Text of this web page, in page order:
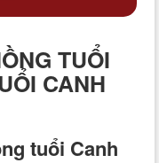
TUỔI
CANH
tuổi Canh